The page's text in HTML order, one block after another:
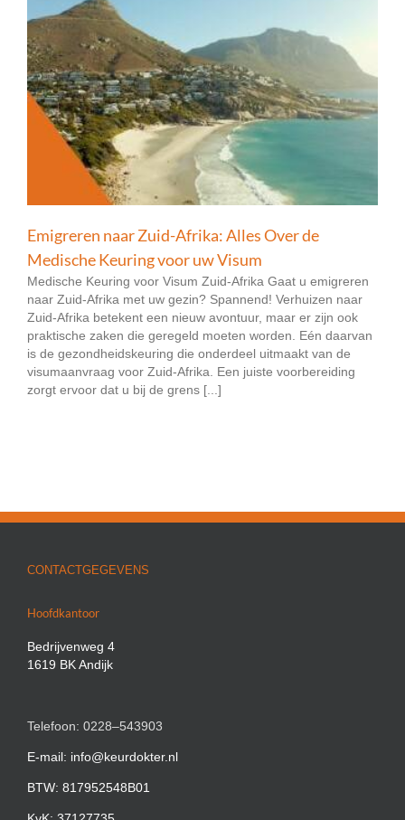
Emigreren naar Zuid-Afrika: Alles Over de
Medische Keuring voor uw Visum
Medische Keuring voor Visum Zuid-Afrika Gaat u emigreren
naar Zuid-Afrika met uw gezin? Spannend! Verhuizen naar
Zuid-Afrika betekent een nieuw avontuur, maar er zijn ook
praktische zaken die geregeld moeten worden. Eén daarvan
is de gezondheidskeuring die onderdeel uitmaakt van de
visumaanvraag voor Zuid-Afrika. Een juiste voorbereiding
zorgt ervoor dat u bij de grens [...]
CONTACTGEGEVENS
Hoofdkantoor
Bedrijvenweg 4
1619 BK Andijk
Telefoon: 0228–543903
E-mail: info@keurdokter.nl
BTW: 817952548B01